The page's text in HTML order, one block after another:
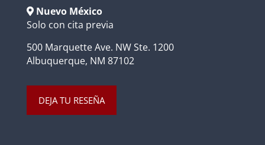
Nuevo México
Solo con cita previa
500 Marquette Ave. NW Ste. 1200
Albuquerque, NM 87102
DEJA TU RESEÑA